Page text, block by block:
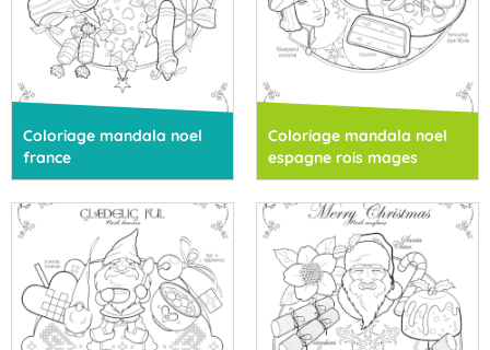
Coloriage mandala noel
france
Coloriage mandala noel
espagne rois mages